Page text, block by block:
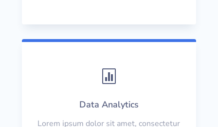

Data Analytics
Lorem ipsum dolor sit amet, consectetur